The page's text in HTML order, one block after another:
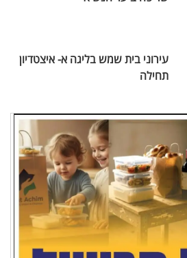
עירוני בית שמש בליגה א- איצטדיון
תחילה